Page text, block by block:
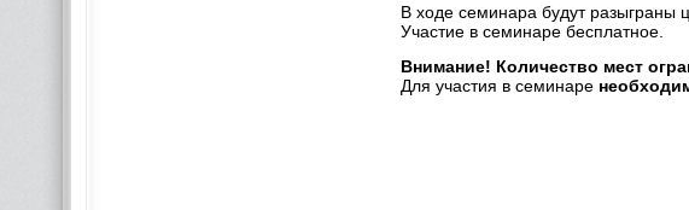
В ходе семинара будут разыграны
Участие в семинаре бесплатное.
Внимание! Количество мест
Для участия в семинаре